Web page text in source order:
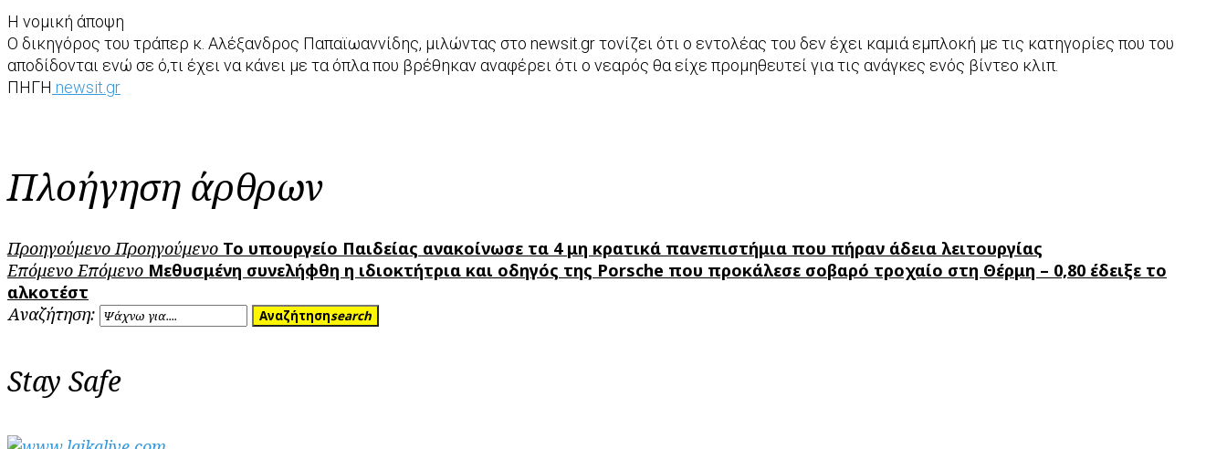
Η νομική άποψη
Ο δικηγόρος του τράπερ κ. Αλέξανδρος Παπαϊωαννίδης, μιλώντας στο newsit.gr τονίζει ότι ο εντολέας του δεν έχει καμιά εμπλοκή με τις κατηγορίες που του
αποδίδονται ενώ σε ό,τι έχει να κάνει με τα όπλα που βρέθηκαν αναφέρει ότι ο νεαρός θα είχε προμηθευτεί για τις ανάγκες ενός βίντεο κλιπ.
ΠΗΓΗ newsit.gr
Πλοήγηση άρθρων
Προηγούμενο Προηγούμενο Το υπουργείο Παιδείας ανακοίνωσε τα 4 μη κρατικά πανεπιστήμια που πήραν άδεια λειτουργίας
Επόμενο Επόμενο Μεθυσμένη συνελήφθη η ιδιοκτήτρια και οδηγός της Porsche που προκάλεσε σοβαρό τροχαίο στη Θέρμη – 0,80 έδειξε το
αλκοτέστ
Αναζήτηση:
Αναζήτησηsearch
Stay Safe